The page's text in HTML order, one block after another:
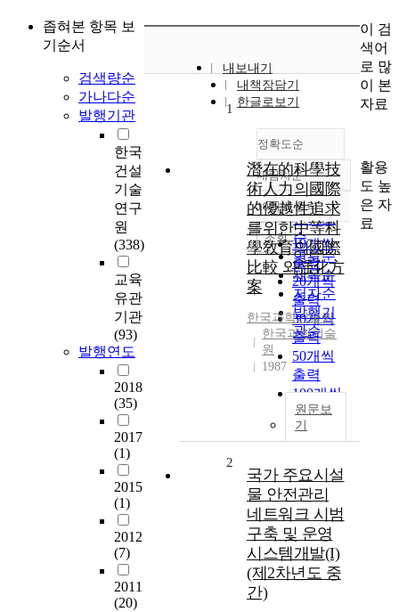
좁혀본 항목 보
기순서
검색량순
가나다순
발행기관
한국
건설
기술
연구
원
(338)
교육
유관
기관
(93)
발행연도
2018
(35)
2017
(1)
2015
(1)
2012
(7)
2011
(20)
내보내기
내책장담기
한글로보기
정확도순
정확도
순
인기도
순
연도순
제목순
저자순
발행기
관순
내림차순
내림차순
10개씩 출력
10개씩
출력
20개씩
출력
30개씩
출력
50개씩
출력
100개씩
출력
조회
1
潛在的科學技
術人力의國際
的優越性追求
를위한中等科
學敎育의國際
比較 와强化方
案
한국과학기술원
한국과학기술
원
1987
원문보
기
2
국가 주요시설
물 안전관리
네트워크 시범
구축 및 운영
시스템개발(I)
(제2차년도 중
간)
이 검
색어
로 많
이 본
자료
활용
도 높
은 자
료